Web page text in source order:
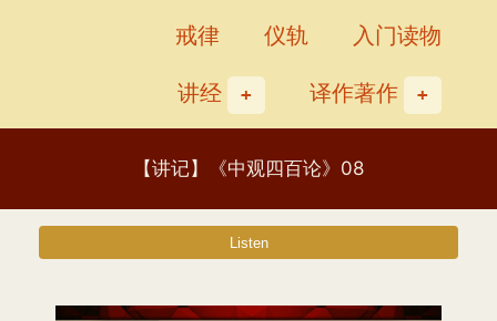
戒律
仪轨
入门读物
讲经
译作著作
【讲记】《中观四百论》08